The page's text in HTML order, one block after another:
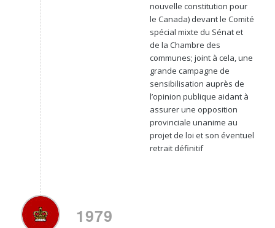
nouvelle constitution pour
le Canada) devant le Comité
spécial mixte du Sénat et
de la Chambre des
communes; joint à cela, une
grande campagne de
sensibilisation auprès de
l’opinion publique aidant à
assurer une opposition
provinciale unanime au
projet de loi et son éventuel
retrait définitif
1979